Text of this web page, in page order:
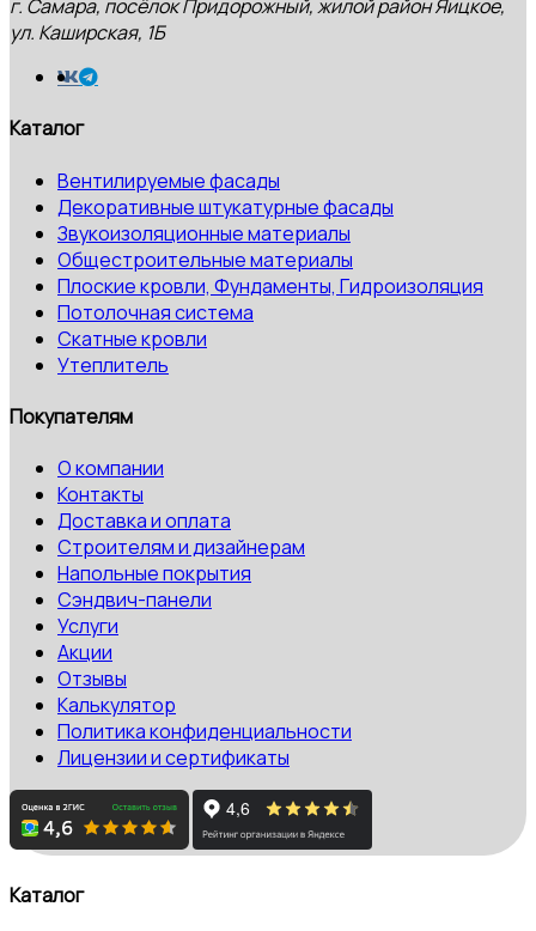
г. Самара, посёлок Придорожный, жилой район Яицкое,
ул. Каширская, 1Б
Каталог
Вентилируемые фасады
Декоративные штукатурные фасады
Звукоизоляционные материалы
Общестроительные материалы
Плоские кровли, Фундаменты, Гидроизоляция
Потолочная система
Скатные кровли
Утеплитель
Покупателям
О компании
Контакты
Доставка и оплата
Строителям и дизайнерам
Напольные покрытия
Сэндвич-панели
Услуги
Акции
Отзывы
Калькулятор
Политика конфиденциальности
Лицензии и сертификаты
Каталог